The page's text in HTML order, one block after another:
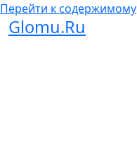
Перейти к содержимому
Glomu.Ru